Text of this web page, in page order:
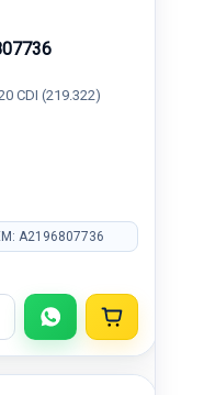
CDI (219.322)
A2196807736